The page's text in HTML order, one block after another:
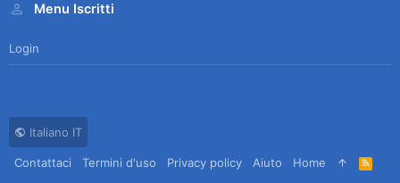
Menu Iscritti
Login
Italiano IT
Contattaci Termini d'uso Privacy policy Aiuto Home
R